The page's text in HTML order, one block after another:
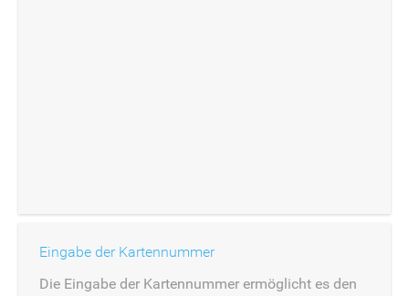
Eingabe der Kartennummer
Die Eingabe der Kartennummer ermöglicht es den